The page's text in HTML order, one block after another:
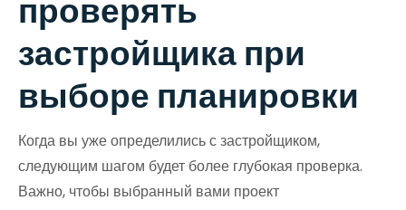
проверять
застройщика при
выборе планировки
Когда вы уже определились с застройщиком,
следующим шагом будет более глубокая проверка.
Важно, чтобы выбранный вами проект